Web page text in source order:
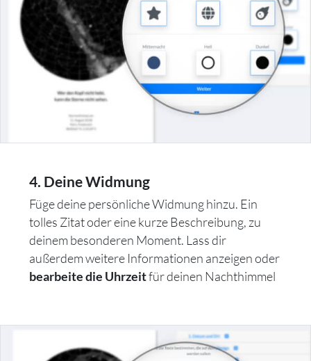
4. Deine Widmung
Füge deine persönliche Widmung hinzu. Ein
tolles Zitat oder eine kurze Beschreibung, zu
deinem besonderen Moment. Lass dir
außerdem weitere Informationen anzeigen oder
bearbeite die Uhrzeitfür deinen Nachthimmel